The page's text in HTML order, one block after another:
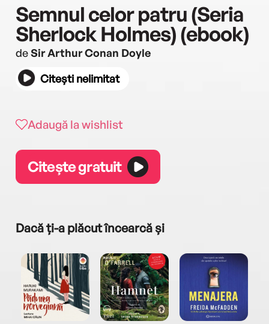
Semnul celor patru (Seria
Sherlock Holmes) (ebook)
deSir Arthur Conan Doyle
Citești nelimitat
Adaugă la wishlist
Citește gratuit
Dacă ți-a plăcut încearcă și